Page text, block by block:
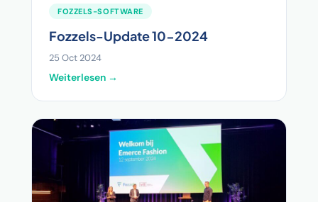
FOZZELS-SOFTWARE
Fozzels-Update 10-2024
25 Oct 2024
Weiterlesen →